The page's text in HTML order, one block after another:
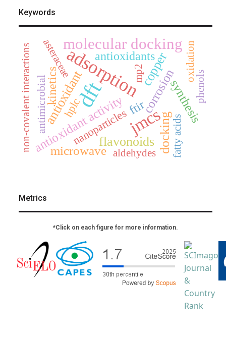
Keywords
dft
adsorption
jmcs
molecular docking
copper
antioxidant
flavonoids docking
antioxidant activity
microwave
corrosionsynthesis
kinetics
antioxidants
ftir
antimicrobial hplcnanoparticles
oxidation
fatty acids
asteraceae mp2
aldehydes
phenols
non-covalent interactions
Metrics
*Click on each figure for more information.